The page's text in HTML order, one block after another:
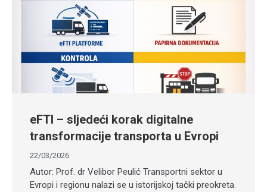
eFTI – sljedeći korak digitalne
transformacije transporta u Evropi
22/03/2026
Autor: Prof. dr Velibor Peulić Transportni sektor u
Evropi i regionu nalazi se u istorijskoj tački preokreta.